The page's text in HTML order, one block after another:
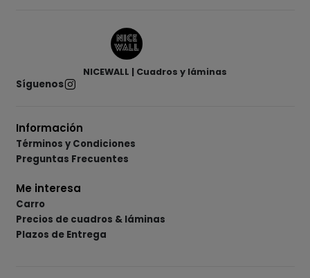
NICEWALL | Cuadros y láminas
Síguenos
Información
Términos y Condiciones
Preguntas Frecuentes
Me interesa
Carro
Precios de cuadros & láminas
Plazos de Entrega